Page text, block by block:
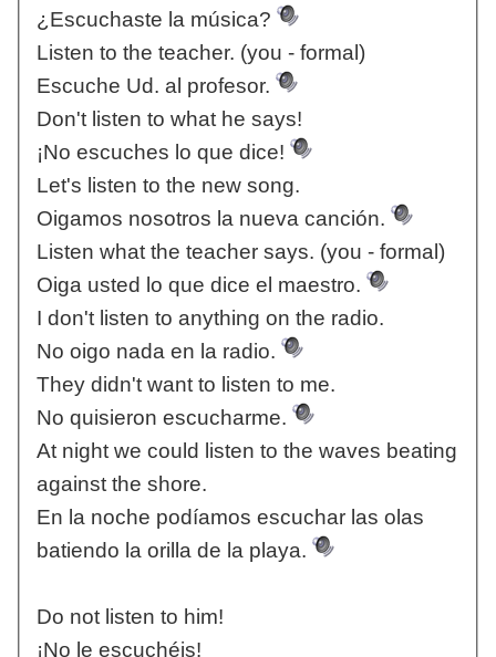
¿Escuchaste la música?
Listen to the teacher. (you - formal)
Escuche Ud. al profesor.
Don't listen to what he says!
¡No escuches lo que dice!
Let's listen to the new song.
Oigamos nosotros la nueva canción.
Listen what the teacher says. (you - formal)
Oiga usted lo que dice el maestro.
I don't listen to anything on the radio.
No oigo nada en la radio.
They didn't want to listen to me.
No quisieron escucharme.
At night we could listen to the waves beating
against the shore.
En la noche podíamos escuchar las olas
batiendo la orilla de la playa.
Do not listen to him!
¡No le escuchéis!